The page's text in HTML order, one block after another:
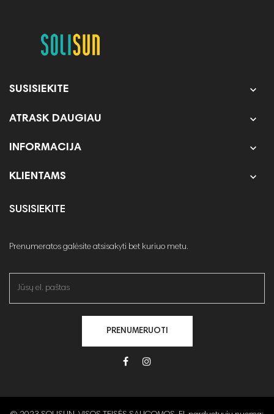
SUSISIEKITE 
ATRASK DAUGIAU 
INFORMACIJA 
KLIENTAMS 
SUSISIEKITE
Prenumeratos galėsite atsisakyti bet kuriuo metu.
PRENUMERUOTI